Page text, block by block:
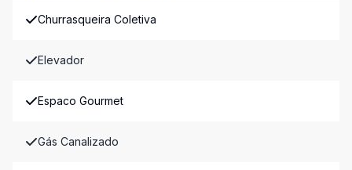
Churrasqueira Coletiva
Elevador
Espaco Gourmet
Gás Canalizado